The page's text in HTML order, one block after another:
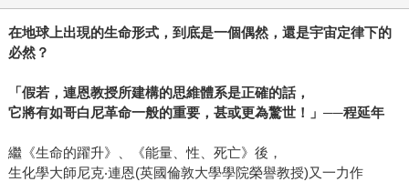
在地球上出現的生命形式，到底是一個偶然，還是宇宙定律下的
必然？
「假若，連恩教授所建構的思維體系是正確的話，
它將有如哥白尼革命一般的重要，甚或更為驚世！」 ──程延年
繼《生命的躍升》、《能量、性、死亡》後，
生化學大師尼克‧連恩(英國倫敦大學學院榮譽教授)又一力作